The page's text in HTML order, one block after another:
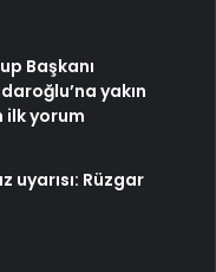
Başkanı
yakın
ilk yorum
uyarısı: Rüzgar